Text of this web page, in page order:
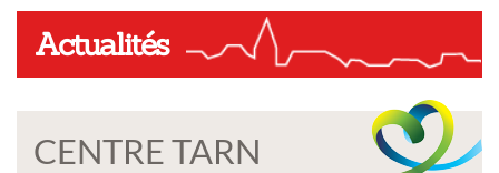
Actualités
CENTRE TARN